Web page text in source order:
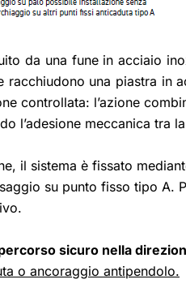
da una fune in acciaio
racchiudono una piastra in
controllata: l’azione
l’adesione meccanica tra
il sistema è fissato
su punto fisso tipo A.
sicuro nella
o ancoraggio antipendolo.